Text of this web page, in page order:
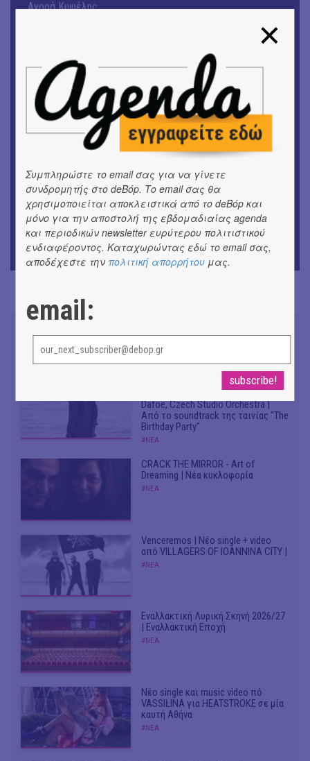
Αγορά Κυψέλης
«ΑΗ ΛΑΟΣ» | Ένα σκηνικό ρέκβιεμ για την ήττα ενός
λαού
ΕΙΚΑΣΤΙΚΑ
Ομαδική έκθεση | Προσωρινά για Πάντα
Έκθεση φωτογραφίας: Ανδρίων έργα και ημέρες
Αργύρης Ραλλιάς | Λιτανεία
Θανάσης Λάλας-Κώστας Τσόκλης - Συνομιλώντας με
εικόνες και λέξεις
Don't Let Me Be Misunderstood |
Alexandros Livitsanos, Willem
Dafoe, Czech Studio Orchestra |
Από το soundtrack της ταινίας "The
Birthday Party"
#ΝΕΑ
CRACK THE MIRROR - Art of
Dreaming | Νέα κυκλοφορία
#ΝΕΑ
Venceremos | Νέο single + video
από VILLAGERS OF IOANNINA CITY |
#ΝΕΑ
Εναλλακτική Λυρική Σκηνή 2026/27
| Εναλλακτική Εποχή
#ΝΕΑ
Νέο single και music video πό
VASSIŁINA για HEATSTROKE σε μία
καυτή Αθήνα
#ΝΕΑ
Συμπληρώστε το email σας για να γίνετε
συνδρομητής στο deBόp. Το email σας θα
χρησιμοποιείται αποκλειστικά από το deBόp και
μόνο για την αποστολή της εβδομαδιαίας agenda
και περιοδικών newsletter ευρύτερου πολιτιστικού
ενδιαφέροντος. Καταχωρώντας εδώ το email σας,
αποδέχεστε την πολιτική απορρήτου μας.
email: